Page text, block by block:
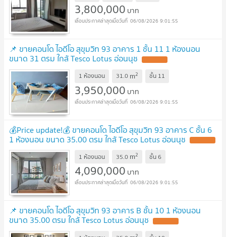
3,800,000 บาท
06/08/2026 9:01:55
📌 ขายคอนโด ไอดีโอ สุขุมวิท 93 อาคาร 1 ชั้น 11 1 ห้องนอน
ขนาด 31 ตรม ใกล้ Tesco Lotus อ่อนนุช
1 ห้องนอน 31.0 m2 ชั้น 11
3,950,000 บาท
06/08/2026 9:01:55
💰Price update!💰 ขายคอนโด ไอดีโอ สุขุมวิท 93 อาคาร C ชั้น 6
1 ห้องนอน ขนาด 35.00 ตรม ใกล้ Tesco Lotus อ่อนนุช
1 ห้องนอน 35.0 m2 ชั้น6
4,090,000 บาท
06/08/2026 9:01:55
📌 ขายคอนโด ไอดีโอ สุขุมวิท 93 อาคาร B ชั้น 10 1 ห้องนอน
ขนาด 35.00 ตรม ใกล้ Tesco Lotus อ่อนนุช